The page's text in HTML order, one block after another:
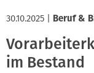
30.10.2025 Beruf &
im Bestand